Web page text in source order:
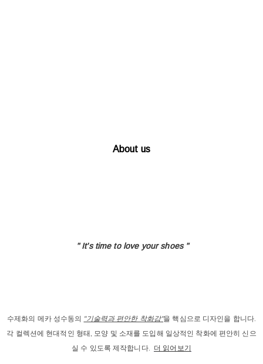
About us
" It's time to loveyour shoes "
수제화의 메카 성수동의 "기술력과 편안한 착화감"을 핵심으로 디자인을 합니다.
각 컬렉션에 현대적인 형태, 모양 및 소재를 도입해 일상적인 착화에 편안히 신으
실 수 있도록 제작합니다. 더 읽어보기